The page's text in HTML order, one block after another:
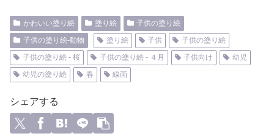
かわいい塗り絵 塗り絵
子供の塗り絵
子供の塗り絵-動物
塗り絵 子供
子供の塗り絵
子供の塗り絵 - 桜
子供の塗り絵 - ４月 子供向け
幼児
幼児の塗り絵
春 線画
シェアする